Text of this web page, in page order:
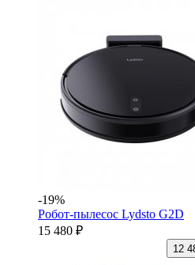
-19%
Робот-пылесос Lydsto G2D
15 480 ₽
12